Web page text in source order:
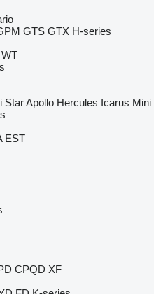
GTS GTX H-series
WT
StarApollo Hercules Icarus Mini
EST
CPQD XF